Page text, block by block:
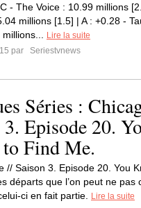
- The Voice : 10.99 millions
millions [1.5] | A : +0.28 -
Lire la suite
par
Seriestvnews
Séries :
3. Episode 20.
Find Me.
// Saison 3. Episode 20. You
départs que l’on peut ne pas
ci en fait partie.
Lire la suite